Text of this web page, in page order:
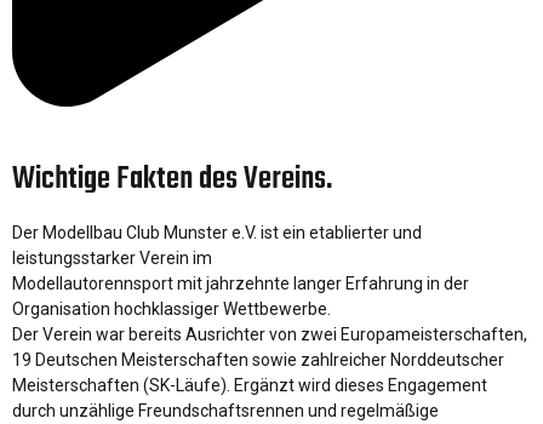
Wichtige Fakten des Vereins.
Der Modellbau Club Munster e.V. ist ein etablierter und
leistungsstarker Verein im
Modellautorennsport mit jahrzehnte langer Erfahrung in der
Organisation hochklassiger Wettbewerbe.
Der Verein war bereits Ausrichter von zwei Europameisterschaften,
19 Deutschen Meisterschaften sowie zahlreicher Norddeutscher
Meisterschaften (SK-Läufe). Ergänzt wird dieses Engagement
durch unzählige Freundschaftsrennen und regelmäßige